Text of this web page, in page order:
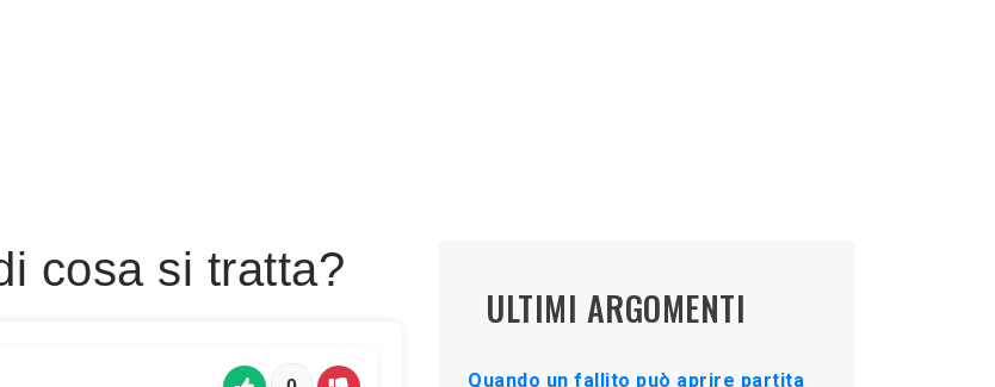
cosa si tratta?
ULTIMI ARGOMENTI
Quando un fallito può aprire partita